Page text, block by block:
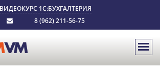
ВИДЕОКУРС 1С:БУХГАЛТЕРИЯ
8 (962) 211-56-75